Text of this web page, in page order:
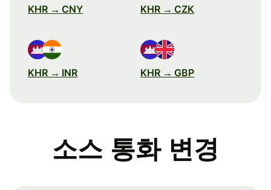
KHR → CNY KHR → CZK
KHR → INR KHR → GBP
소스 통화 변경